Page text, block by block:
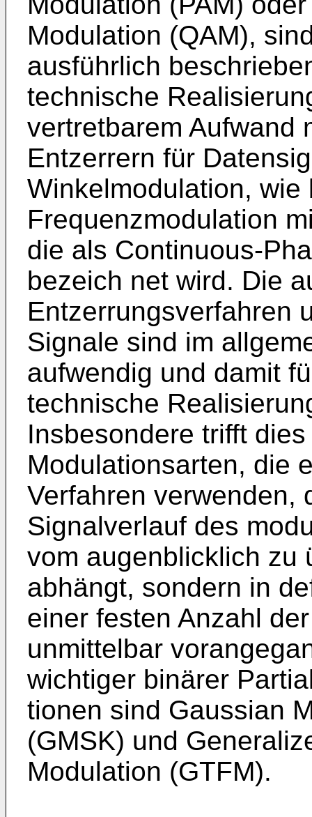
Modulation (QAM),
ausführlich
techni­sche
vertretbarem Auf­wand
Entzerrern für
Winkelmodulation,
Frequenzmodulation
die als Continuous-
bezeich­ net wird. Die
Entzerrungsver­fahren
Signale sind im
aufwendig und damit
technische
Insbesondere trifft
Modulationsarten, die
Verfahren verwenden,
Signalverlauf des
vom augenblicklich zu
abhängt, sondern in
einer festen Anzahl
unmittelbar
wichtiger binärer
tionen sind Gaussian
(GMSK) und
Modulation (GTFM).